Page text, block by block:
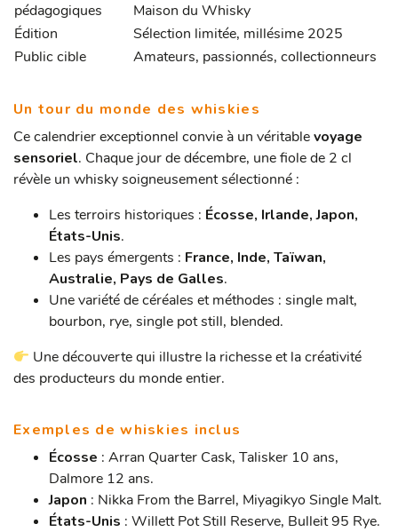
pédagogiques
Maison du Whisky
Édition
Sélection limitée, millésime 2025
Public cible
Amateurs, passionnés, collectionneurs
Un tour du monde des whiskies
Ce calendrier exceptionnel convie à un véritablevoyage
sensoriel. Chaque jour de décembre, une fiole de 2 cl
révèle un whisky soigneusement sélectionné :
Les terroirs historiques : Écosse, Irlande, Japon,
États-Unis.
Les pays émergents : France, Inde, Taïwan,
Australie, Pays de Galles.
Une variété de céréales et méthodes : single malt,
bourbon, rye, single pot still, blended.
Une découverte qui illustre la richesse et la créativité
des producteurs du monde entier.
Exemples de whiskies inclus
Écosse : Arran Quarter Cask, Talisker 10 ans,
Dalmore 12 ans.
Japon : Nikka From the Barrel, Miyagikyo Single Malt.
États-Unis : Willett Pot Still Reserve, Bulleit 95 Rye.